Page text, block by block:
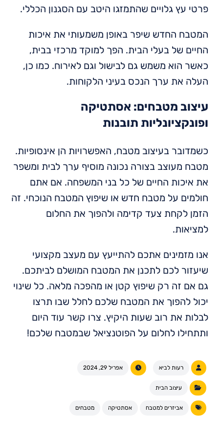
פרטי עץ גלויים שהתמזגו היטב עם הסגנון הכללי.
המטבח החדש שיפר באופן משמעותי את איכות
החיים של בעלי הבית. הפך למוקד מרכזי בבית,
כאשר הוא משמש גם לבישול וגם לאירוח. כמו כן,
העלה את ערך הנכס בעיני הלקוחות.
עיצוב מטבחים: אסתטיקה
ופונקציונליות תובנות
כשמדובר בעיצוב מטבח, האפשרויות הן אינסופיות.
מטבח מעוצב בצורה נכונה מוסיף ערך לבית ומשפר
את איכות החיים של כל בני המשפחה. אם אתם
חולמים על מטבח חדש או שיפוץ המטבח הנוכחי. זה
הזמן לקחת צעד קדימה ולהפוך את החלום
למציאות.
אנו מזמינים אתכם להתייעץ עם מעצב מקצועי
שיעזור לכם לתכנן את המטבח המושלם לביתכם.
גם אם זה רק שיפוץ קטן או מהפכה מלאה. כל שינוי
יכול להפוך את המטבח שלכם לחלל שבו תרצו
לבלות את רוב שעות היקיץ. צרו קשר עוד היום
ותתחילו לחלום על הפוטנציאל שבמטבח שלכם!
רעות לביא אפריל 29, 2024
עיצוב הבית
אביזרים למטבח אסתטיקה מטבחים